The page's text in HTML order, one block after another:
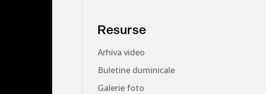
Resurse
Arhiva video
Buletine duminicale
Galerie foto